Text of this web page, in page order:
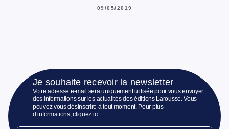
09/05/2019
Je souhaite recevoir la newsletter
Votre adresse e-mail sera uniquement utilisée pour vous envoyer
des informations sur les actualités des éditions Larousse. Vous
pouvez vous désinscrire à tout moment. Pour plus
d’informations,cliquez ici.